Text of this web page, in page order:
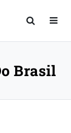
Brasil